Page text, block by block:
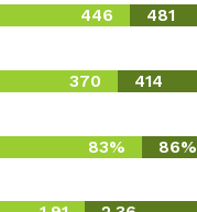
446 481
370 414
83% 86%